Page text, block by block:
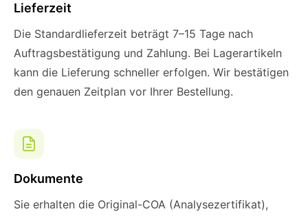
Lieferzeit
Die Standardlieferzeit beträgt 7–15 Tage nach
Auftragsbestätigung und Zahlung. Bei Lagerartikeln
kann die Lieferung schneller erfolgen. Wir bestätigen
den genauen Zeitplan vor Ihrer Bestellung.
Dokumente
Sie erhalten die Original-COA (Analysezertifikat),